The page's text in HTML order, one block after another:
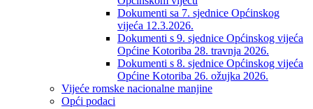
Dokumenti sa 7. sjednice Općinskog
vijeća 12.3.2026.
Dokumenti s 9. sjednice Općinskog vijeća
Općine Kotoriba 28. travnja 2026.
Dokumenti s 8. sjednice Općinskog vijeća
Općine Kotoriba 26. ožujka 2026.
Vijeće romske nacionalne manjine
Opći podaci